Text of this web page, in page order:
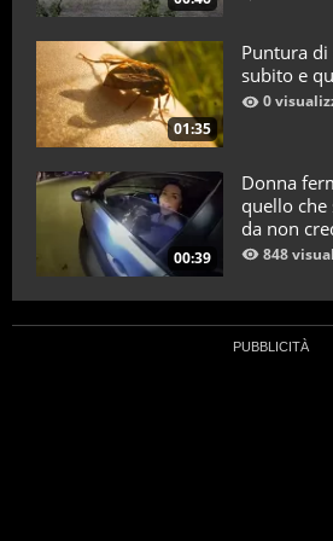
01:35
Puntura di
subito e
0
00:39
Donna
quello che
da non
848